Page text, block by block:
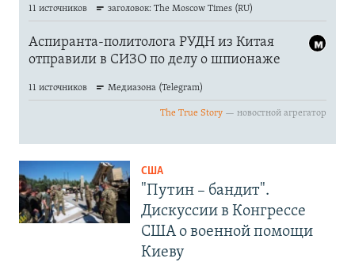
США
"Путин – бандит".
Дискуссии в Конгрессе
США о военной помощи
Киеву